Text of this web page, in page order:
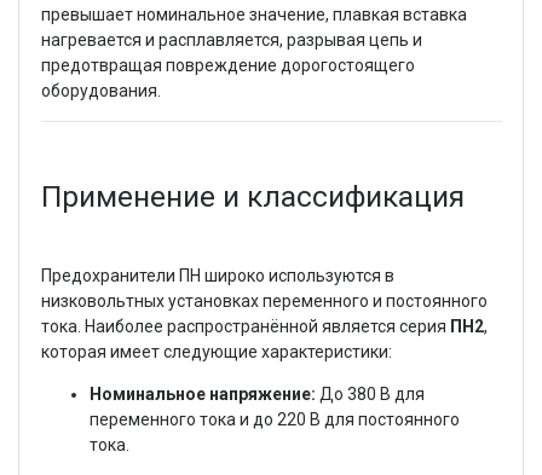
превышает номинальное значение, плавкая вставка
нагревается и расплавляется, разрывая цепь и
предотвращая повреждение дорогостоящего
оборудования.
Применение и классификация
Предохранители ПН широко используются в
низковольтных установках переменного и постоянного
тока. Наиболее распространённой является серия ПН2,
которая имеет следующие характеристики:
Номинальное напряжение: До 380 В для
переменного тока и до 220 В для постоянного
тока.